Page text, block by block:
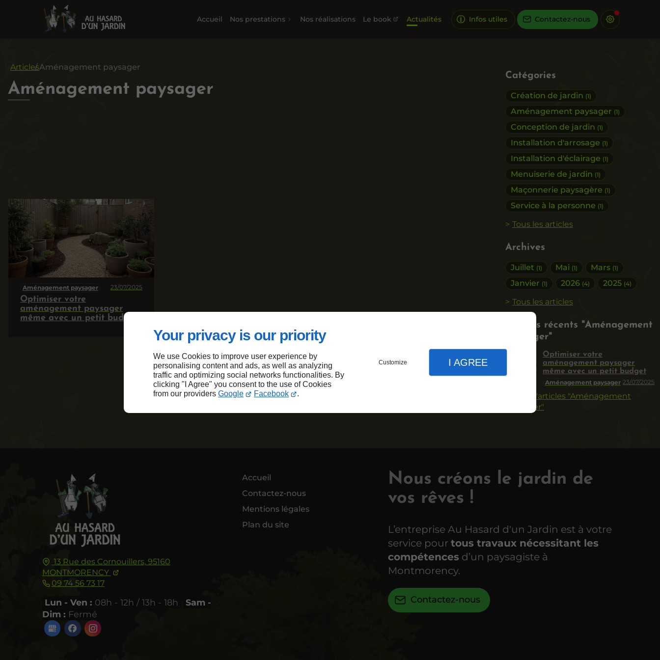
Your privacy is our priority
We use Cookies to improve user experience by
personalising content and ads, as well as analyzing
traffic and optimizing social networks functionalities. By
clicking "I Agree" you consent to the use of Cookies
from our providers Google Facebook .
Customize I AGREE
Accueil Nos prestations Nos réalisations Le book Actualités Infos utiles Contactez-nous
Catégories
Création de jardin (1)
Aménagement paysager (1)
Conception de jardin (1)
Installation d'arrosage (1)
Installation d'éclairage (1)
Menuiserie de jardin (1)
Maçonnerie paysagère (1)
Service à la personne (1)
Tous les articles
Archives
Juillet (1) Mai (1) Mars (1)
Janvier (1) 2026 (4) 2025 (4)
Tous les articles
Articles récents "Aménagement
paysager"
Aménagement paysager 23/07/2025
Optimiser votre
aménagement paysager
même avec un petit budget
Plus d'articles "Aménagement
paysager"
ArticlesAménagement paysager
Aménagement paysager
Aménagement paysager 23/07/2025
Optimiser votre
aménagement paysager
même avec un petit budget
13 Rue des Cornouillers, 95160
MONTMORENCY
09 74 56 73 17
Lun - Ven : 08h - 12h / 13h - 18h
Sam -
Dim : Fermé
Accueil
Contactez-nous
Mentions légales
Plan du site
Nous créons le jardin de
vos rêves !
L’entreprise Au Hasard d'un Jardin est à votre
service pourtous travaux nécessitant les
compétences d’un paysagiste à
Montmorency.
Contactez-nous